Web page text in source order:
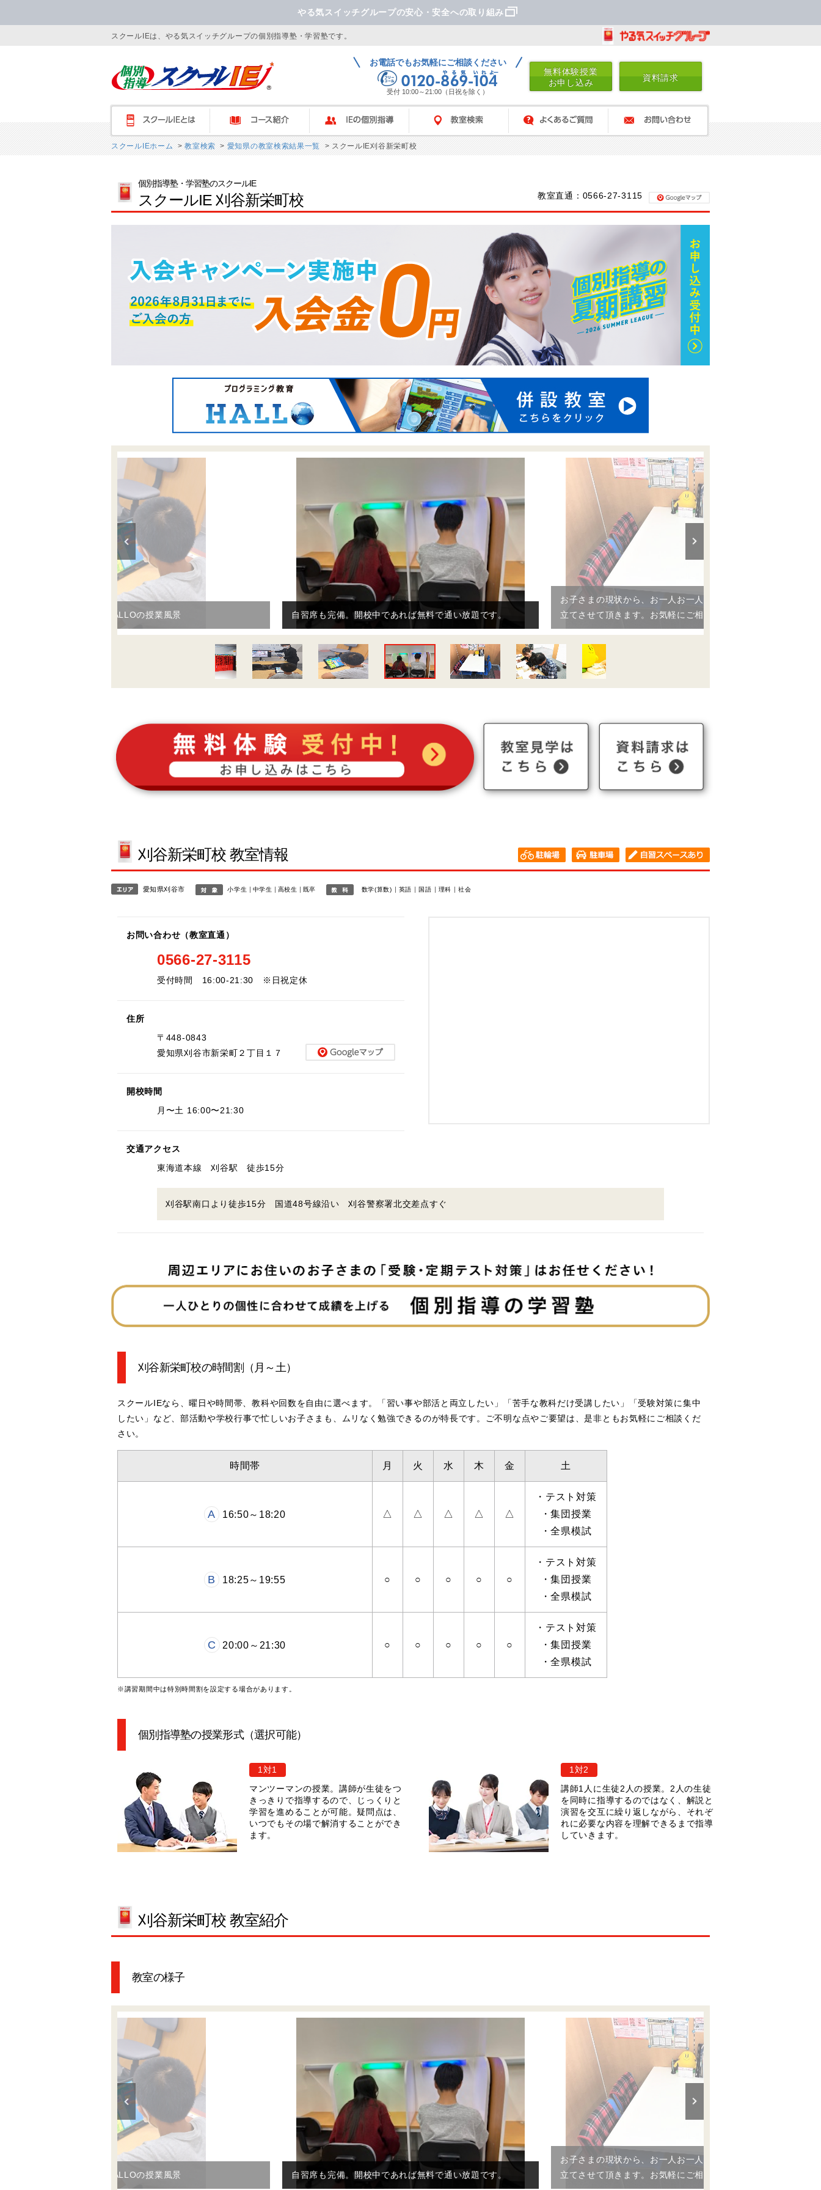
やる気スイッチグループの安心・安全への取り組み
スクールIEは、やる気スイッチグループの個別指導塾・学習塾です。
お電話でもお気軽にご相談ください
受付 10:00～21:00（日祝を除く）
無料体験授業
お申し込み
資料請求
スクールIEとは コース紹介 IEの個別指導 教室検索 よくあるご質問 お問い合わせ
スクールIEホーム>教室検索>愛知県の教室検索結果一覧> スクールIE刈谷新栄町校
個別指導塾・学習塾のスクールIE
スクールIE 刈谷新栄町校 教室直通：0566-27-3115
プログラミング教育 HALLOの授業風景 自習席も完備。開校中であれば無料で通い放題です。
お子さまの現状から、お一人お一人に合わせた学習計画を
立てさせて頂きます。お気軽にご相談ください。
刈谷新栄町校 教室情報
愛知県刈谷市 小学生 中学生 高校生 既卒 数学(算数) 英語 国語 理科 社会
お問い合わせ（教室直通）
0566-27-3115
受付時間 16:00-21:30 ※日祝定休
住所
〒448-0843
愛知県刈谷市新栄町２丁目１７
開校時間
月〜土 16:00〜21:30
交通アクセス
東海道本線 刈谷駅 徒歩15分
刈谷駅南口より徒歩15分 国道48号線沿い 刈谷警察署北交差点すぐ
刈谷新栄町校の時間割 （月～土）
スクールIEなら、曜日や時間帯、教科や回数を自由に選べます。「習い事や部活と両立したい」「苦手な教科だけ受講したい」「受験対策に集中
したい」など、部活動や学校行事で忙しいお子さまも、ムリなく勉強できるのが特長です。ご不明な点やご要望は、是非ともお気軽にご相談くだ
さい。
時間帯 月 火 水 木 金 土
A 16:50～18:20 △ △ △ △ △
・テスト対策
・集団授業
・全県模試
B 18:25～19:55 ○ ○ ○ ○ ○
・テスト対策
・集団授業
・全県模試
C 20:00～21:30 ○ ○ ○ ○ ○
・テスト対策
・集団授業
・全県模試
※講習期間中は特別時間割を設定する場合があります。
個別指導塾の授業形式（選択可能）
1対1
マンツーマンの授業。講師が生徒をつ
きっきりで指導するので、じっくりと
学習を進めることが可能。疑問点は、
いつでもその場で解消することができ
ます。
1対2
講師1人に生徒2人の授業。2人の生徒
を同時に指導するのではなく、解説と
演習を交互に繰り返しながら、それぞ
れに必要な内容を理解できるまで指導
していきます。
刈谷新栄町校 教室紹介
教室の様子
プログラミング教育 HALLOの授業風景 自習席も完備。開校中であれば無料で通い放題です。
お子さまの現状から、お一人お一人に合わせた学習計画を
立てさせて頂きます。お気軽にご相談ください。